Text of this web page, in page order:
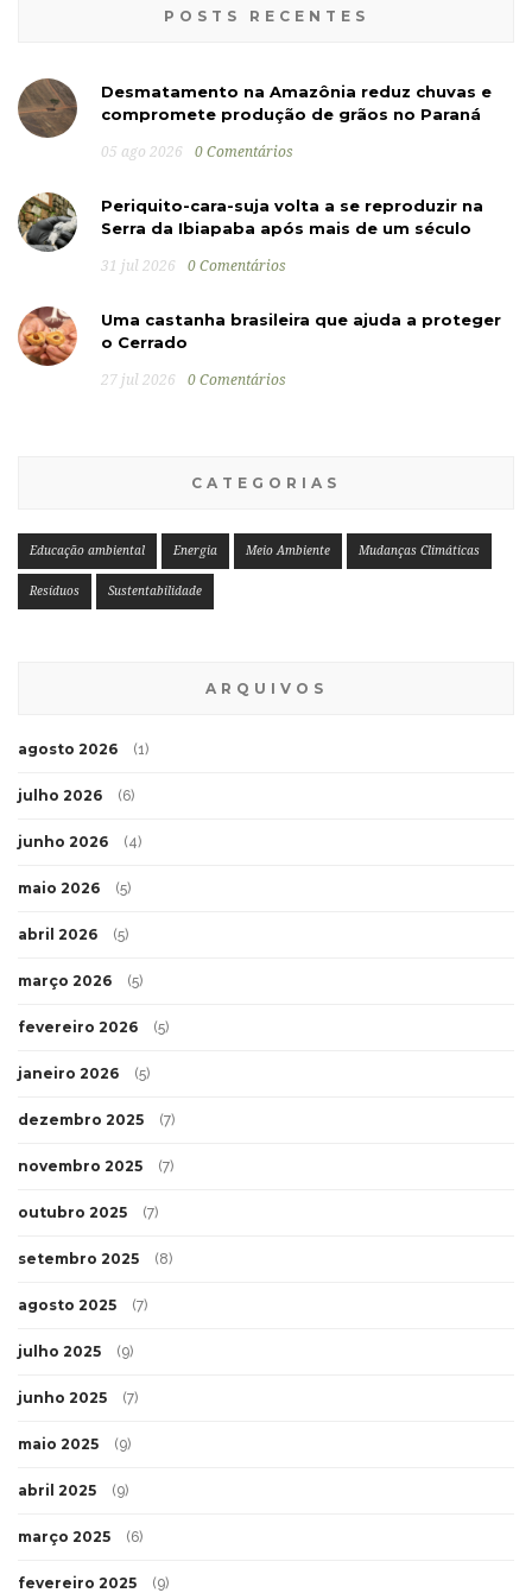
POSTS RECENTES
Desmatamento na Amazônia reduz chuvas e
compromete produção de grãos no Paraná
05 ago 2026 0 Comentários
Periquito-cara-suja volta a se reproduzir na
Serra da Ibiapaba após mais de um século
31 jul 2026 0 Comentários
Uma castanha brasileira que ajuda a proteger
o Cerrado
27 jul 2026 0 Comentários
CATEGORIAS
Educação ambiental Energia Meio Ambiente Mudanças Climáticas
Resíduos Sustentabilidade
ARQUIVOS
agosto 2026 (1)
julho 2026 (6)
junho 2026 (4)
maio 2026 (5)
abril 2026 (5)
março 2026 (5)
fevereiro 2026 (5)
janeiro 2026 (5)
dezembro 2025 (7)
novembro 2025 (7)
outubro 2025 (7)
setembro 2025 (8)
agosto 2025 (7)
julho 2025 (9)
junho 2025 (7)
maio 2025 (9)
abril 2025 (9)
março 2025 (6)
fevereiro 2025 (9)